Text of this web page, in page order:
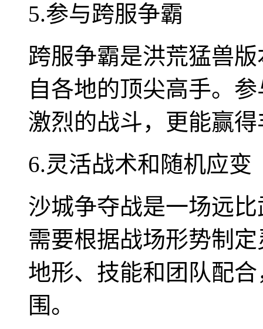
5.参与跨服争霸
跨服争霸是洪荒猛兽
自各地的顶尖高手。
激烈的战斗，更能赢
6.灵活战术和随机应变
沙城争夺战是一场远
需要根据战场形势制
地形、技能和团队配
围。